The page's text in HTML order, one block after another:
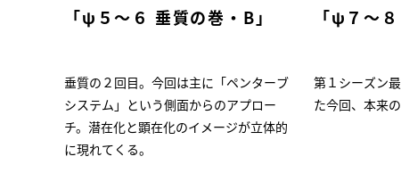
「ψ５～６ 垂質の巻・B」
垂質の２回目。今回は主に「ペンターブ
システム」という側面からのアプロー
チ。潜在化と顕在化のイメージが立体的
に現れてくる。
「ψ７～
第１シーズン
た今回、本来